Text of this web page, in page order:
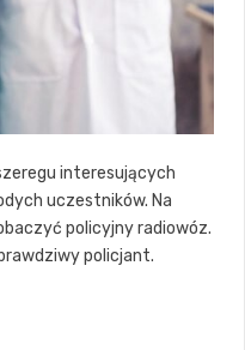
interesujących
uczestników. Na
policyjny radiowóz.
policjant.